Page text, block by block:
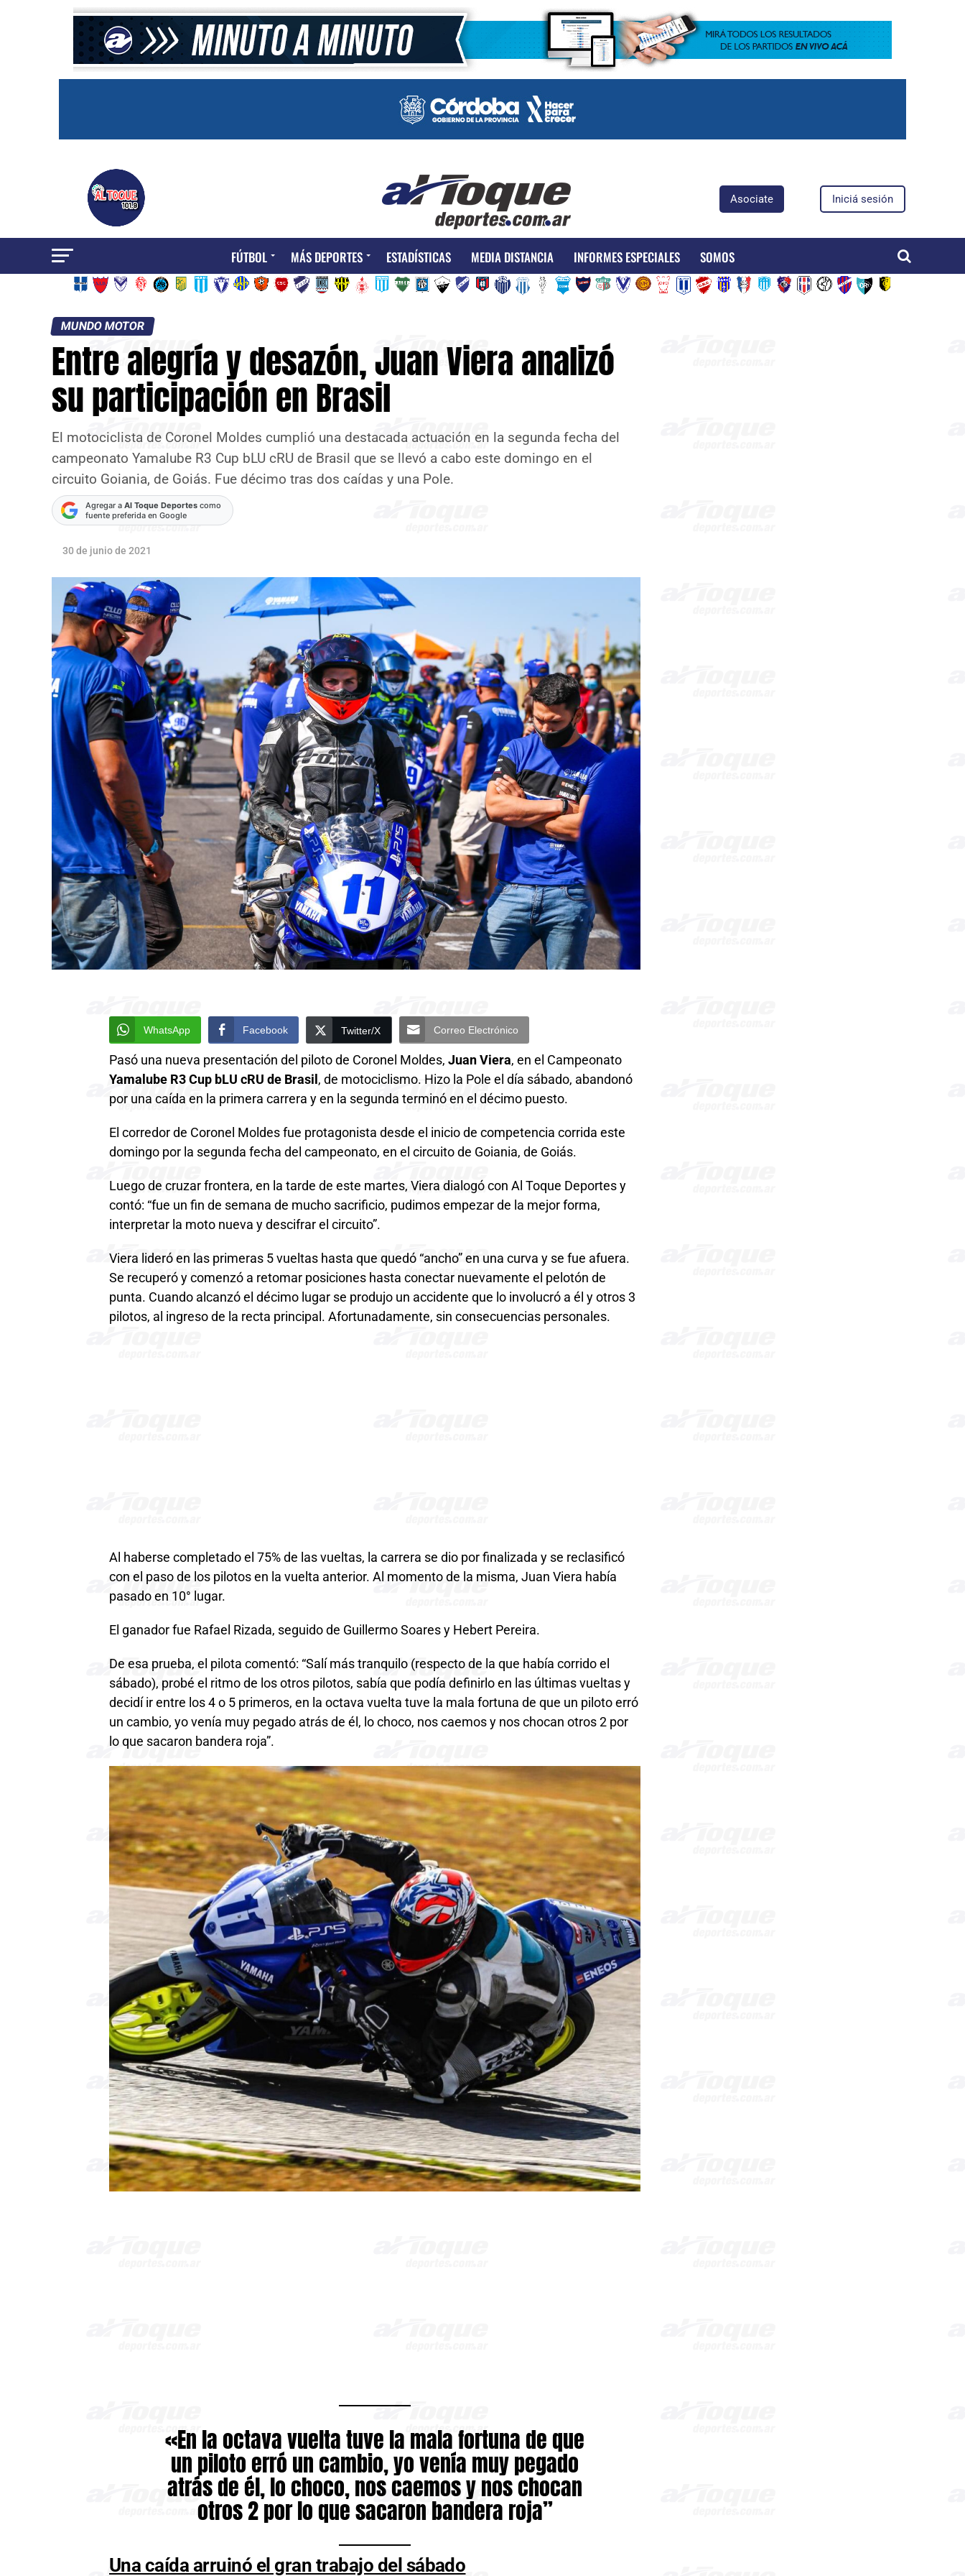
Asociate Iniciá sesión
FÚTBOL MÁS DEPORTES ESTADÍSTICAS MEDIA DISTANCIA INFORMES ESPECIALES SOMOS
MUNDO MOTOR
Entre alegría y desazón, Juan Viera analizó
su participación en Brasil
El motociclista de Coronel Moldes cumplió una destacada actuación en la segunda fecha del
campeonato Yamalube R3 Cup bLU cRU de Brasil que se llevó a cabo este domingo en el
circuito Goiania, de Goiás. Fue décimo tras dos caídas y una Pole.
Agregar a Al Toque Deportes como
fuente preferida en Google
30 de junio de 2021
WhatsApp Facebook Twitter/X Correo Electrónico
Pasó una nueva presentación del piloto de Coronel Moldes, Juan Viera, en el Campeonato
Yamalube R3 Cup bLU cRU de Brasil , de motociclismo. Hizo la Pole el día sábado, abandonó
por una caída en la primera carrera y en la segunda terminó en el décimo puesto.
El corredor de Coronel Moldes fue protagonista desde el inicio de competencia corrida este
domingo por la segunda fecha del campeonato, en el circuito de Goiania, de Goiás.
Luego de cruzar frontera, en la tarde de este martes, Viera dialogó con Al Toque Deportes y
contó: “fue un fin de semana de mucho sacrificio, pudimos empezar de la mejor forma,
interpretar la moto nueva y descifrar el circuito”.
Viera lideró en las primeras 5 vueltas hasta que quedó “ancho” en una curva y se fue afuera.
Se recuperó y comenzó a retomar posiciones hasta conectar nuevamente el pelotón de
punta. Cuando alcanzó el décimo lugar se produjo un accidente que lo involucró a él y otros 3
pilotos, al ingreso de la recta principal. Afortunadamente, sin consecuencias personales.
Al haberse completado el 75% de las vueltas, la carrera se dio por finalizada y se reclasificó
con el paso de los pilotos en la vuelta anterior. Al momento de la misma, Juan Viera había
pasado en 10° lugar.
El ganador fue Rafael Rizada, seguido de Guillermo Soares y Hebert Pereira.
De esa prueba, el pilota comentó: “Salí más tranquilo (respecto de la que había corrido el
sábado), probé el ritmo de los otros pilotos, sabía que podía definirlo en las últimas vueltas y
decidí ir entre los 4 o 5 primeros, en la octava vuelta tuve la mala fortuna de que un piloto erró
un cambio, yo venía muy pegado atrás de él, lo choco, nos caemos y nos chocan otros 2 por
lo que sacaron bandera roja”.
«En la octava vuelta tuve la mala fortuna de que
un piloto erró un cambio, yo venía muy pegado
atrás de él, lo choco, nos caemos y nos chocan
otros 2 por lo que sacaron bandera roja”
Una caída arruinó el gran trabajo del sábado